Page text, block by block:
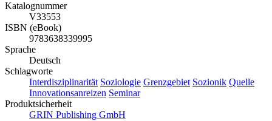
Katalognummer
V33553
ISBN (eBook)
9783638339995
Sprache
Deutsch
Schlagworte
Interdisziplinarität Soziologie Grenzgebiet Sozionik Quelle
Innovationsanreizen Seminar
Produktsicherheit
GRIN Publishing GmbH